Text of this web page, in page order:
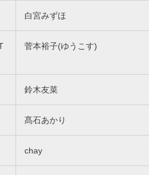
白宮みずほ
菅本裕子(ゆうこす)
鈴木友菜
髙石あかり
chay